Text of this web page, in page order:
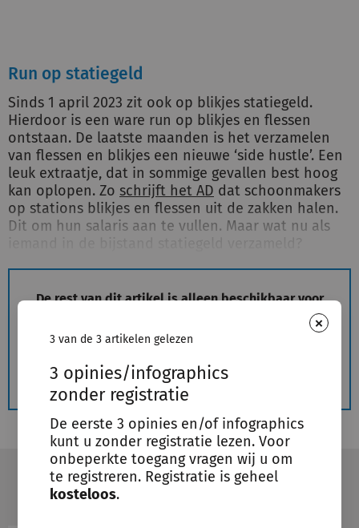
×
3 van de 3 artikelen gelezen
3 opinies/infographics
zonder registratie
De eerste 3 opinies en/of infographics
kunt u zonder registratie lezen. Voor
onbeperkte toegang vragen wij u om
te registreren. Registratie is geheel
kosteloos.
Run op statiegeld
Sinds 1 april 2023 zit ook op blikjes statiegeld.
Hierdoor is een ware run op blikjes en flessen
ontstaan. De laatste maanden is het verzamelen
van flessen en blikjes een nieuwe ‘side hustle’. Een
leuk extraatje, dat in sommige gevallen best hoog
kan oplopen. Zo schrijft het AD dat schoonmakers
op stations blikjes en flessen uit de zakken halen.
Dit om hun salaris aan te vullen. Maar wat nu als
De rest van dit artikel is alleen beschikbaar voor
Gratis registreren
Voeg toe aan leeslijst